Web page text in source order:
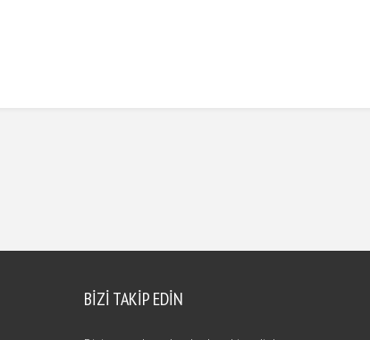
BIZI TAKIP EDIN